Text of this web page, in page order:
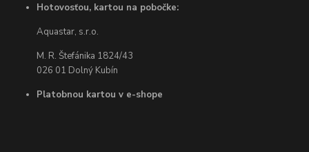
Hotovosťou, kartou na pobočke:
Aquastar, s.r.o.
M. R. Štefánika 1824/43
026 01 Dolný Kubín
Platobnou kartou v e-shope